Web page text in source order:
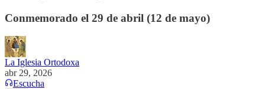
Conmemorado el 29 de abril (12 de mayo)
La Iglesia Ortodoxa
abr 29, 2026
Escucha